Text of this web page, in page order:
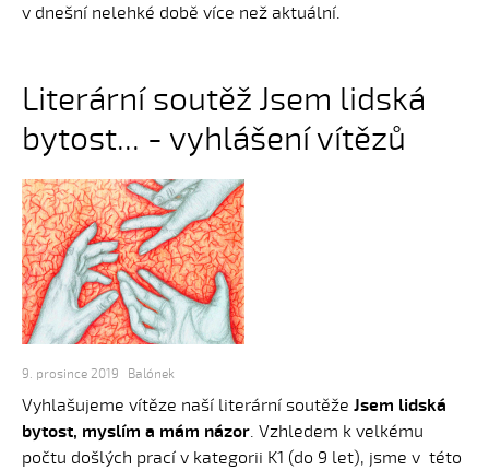
v dnešní nelehké době více než aktuální.
Literární soutěž Jsem lidská
bytost... - vyhlášení vítězů
9. prosince 2019 Balónek
Vyhlašujeme vítěze naší literární soutěže Jsem lidská
bytost, myslím a mám názor. Vzhledem k velkému
počtu došlých prací v kategorii K1 (do 9 let), jsme v této